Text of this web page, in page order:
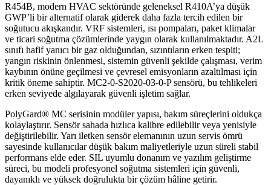
R454B, modern HVAC sektöründe geleneksel R410A’ya düşük
GWP’li bir alternatif olarak giderek daha fazla tercih edilen bir
soğutucu akışkandır. VRF sistemleri, ısı pompaları, paket klimalar
ve ticari soğutma çözümlerinde yaygın olarak kullanılmaktadır. A2L
sınıfı hafif yanıcı bir gaz olduğundan, sızıntıların erken tespiti;
yangın riskinin önlenmesi, sistemin güvenli şekilde çalışması, verim
kaybının önüne geçilmesi ve çevresel emisyonların azaltılması için
kritik öneme sahiptir. MC2-0-S2020-03-0-P sensörü, bu tehlikeleri
erken seviyede algılayarak güvenli işletim sağlar.
PolyGard® MC serisinin modüler yapısı, bakım süreçlerini oldukça
kolaylaştırır. Sensör sahada hızlıca kalibre edilebilir veya yenisiyle
değiştirilebilir. Yarı iletken sensör elemanının uzun servis ömrü
sayesinde kullanıcılar düşük bakım maliyetleriyle uzun süreli stabil
performans elde eder. SIL uyumlu donanım ve yazılım geliştirme
süreci, bu modeli profesyonel soğutma sistemleri için güvenli,
dayanıklı ve yüksek doğrulukta bir çözüm hâline getirir.